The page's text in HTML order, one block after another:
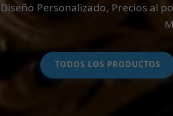
Diseño Personalizado, Precios al
TODOS LOS PRODUCTOS